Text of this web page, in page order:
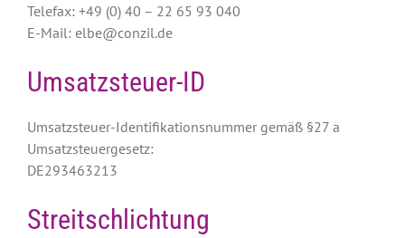
Telefax: +49 (0) 40 – 22 65 93 040
E-Mail: elbe@conzil.de
Umsatzsteuer-ID
Umsatzsteuer-Identifikationsnummer gemäß §27 a
Umsatzsteuergesetz:
DE293463213
Streitschlichtung